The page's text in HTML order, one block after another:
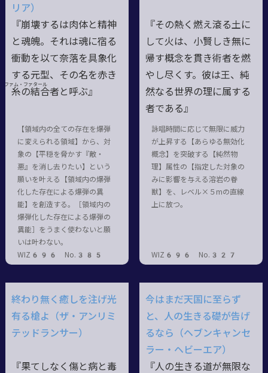
リア）
『崩壊するは肉体と精神
と魂魄。それは魂に宿る
衝動を以て奈落を具象化
する元型、その名を赤き
糸の
ファム・ファタール
結合者 と呼ぶ』
【領域内の全ての存在を爆弾
に変えられる領域】から、対
象の【平穏を脅かす『敵・
悪』を消し去りたい】という
願いを叶える【領域内の爆弾
化した存在による爆弾の異
能】を創造する。［領域内の
爆弾化した存在による爆弾の
異能］をうまく使わないと願
いは叶わない。
WIZ696 No.385
『その熱く燃え滾る土に
して火は、小賢しき無に
帰す概念を貫き術者を燃
やし尽くす。彼は王、純
然なる世界の理に属する
者である』
詠唱時間に応じて無限に威力
が上昇する【あらゆる無効化
概念】を突破する【純然物
理】属性の【指定した対象の
みに影響を与える溶岩の眷
獣】を、レベル×５mの直線
上に放つ。
WIZ696 No.327
終わり無く癒しを注げ光
有る槍よ（ザ・アンリミ
テッドランサー）
『果てしなく傷と病と毒
今はまだ天国に至らず
と、人の生きる礎が告げ
るなら（ヘブンキャンセ
ラー・ヘビーエア）
『人の生きる道が無限な